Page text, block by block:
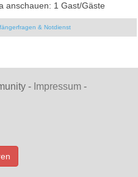
anschauen: 1 Gast/Gäste
& Notdienst
- Impressum -